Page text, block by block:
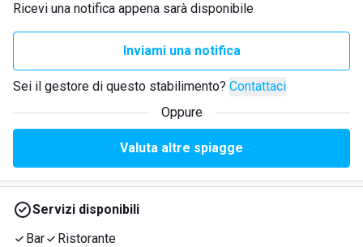
Ricevi una notifica appena sarà disponibile
Inviami una notifica
Sei il gestore di questo stabilimento? Contattaci
Oppure
Valuta altre spiagge
Servizi disponibili
Bar
Ristorante